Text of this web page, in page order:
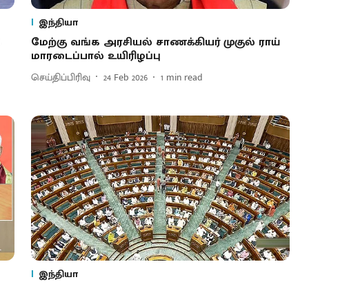
இந்தியா
மேற்கு வங்க அரசியல் சாணக்கியர் முகுல் ராய்
மாரடைப்பால் உயிரிழப்பு
செய்திப்பிரிவு 24 Feb 2026 1 min read
இந்தியா